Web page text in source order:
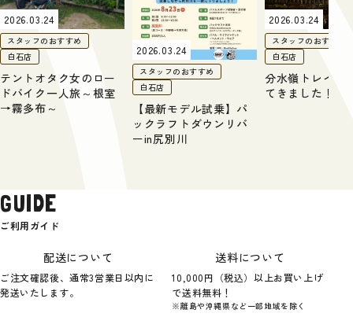
2026.03.24
スタッフのおすすめ
白石店
テントオタク女のロー
ドバイク一人旅～根室
→霧多布～
2026.03.24
スタッフのおすすめ
白石店
【最新モデル試乗】パ
ックラフトダウンリバ
ーin尻別川
2026.03.24
スタッフのおすすめ
白石店
分水嶺トレイル
てきました！
GUIDE
ご利用ガイド
配送について
ご注文確認後、通常3営業日以内に
発送いたします。
送料について
10,000円（税込）以上お買い上げ
で送料無料！
※離島や沖縄県など一部地域を除く